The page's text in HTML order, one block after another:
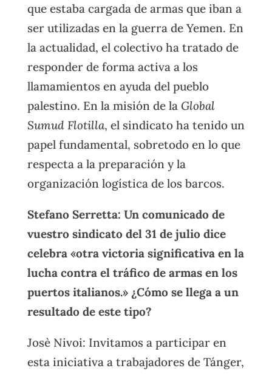
que estaba cargada de armas que iban a
ser utilizadas en la guerra de Yemen. En
la actualidad, el colectivo ha tratado de
responder de forma activa a los
llamamientos en ayuda del pueblo
palestino. En la misión de la Global
Sumud Flotilla, el sindicato ha tenido un
papel fundamental, sobretodo en lo que
respecta a la preparación y la
organización logística de los barcos.
Stefano Serretta: Un comunicado de
vuestro sindicato del 31 de julio dice
celebra «otra victoria significativa en la
lucha contra el tráfico de armas en los
puertos italianos.» ¿Cómo se llega a un
resultado de este tipo?
Josè Nivoi: Invitamos a participar en
esta iniciativa a trabajadores de Tánger,